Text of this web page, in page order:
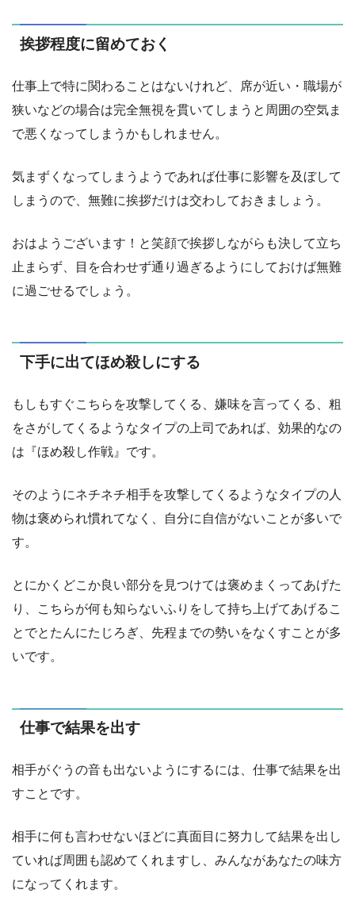
挨拶程度に留めておく
仕事上で特に関わることはないけれど、席が近い・職場が
狭いなどの場合は完全無視を貫いてしまうと周囲の空気ま
で悪くなってしまうかもしれません。
気まずくなってしまうようであれば仕事に影響を及ぼして
しまうので、無難に挨拶だけは交わしておきましょう。
おはようございます！と笑顔で挨拶しながらも決して立ち
止まらず、目を合わせず通り過ぎるようにしておけば無難
に過ごせるでしょう。
下手に出てほめ殺しにする
もしもすぐこちらを攻撃してくる、嫌味を言ってくる、粗
をさがしてくるようなタイプの上司であれば、効果的なの
は『ほめ殺し作戦』です。
そのようにネチネチ相手を攻撃してくるようなタイプの人
物は褒められ慣れてなく、自分に自信がないことが多いで
す。
とにかくどこか良い部分を見つけては褒めまくってあげた
り、こちらが何も知らないふりをして持ち上げてあげるこ
とでとたんにたじろぎ、先程までの勢いをなくすことが多
いです。
仕事で結果を出す
相手がぐうの音も出ないようにするには、仕事で結果を出
すことです。
相手に何も言わせないほどに真面目に努力して結果を出し
ていれば周囲も認めてくれますし、みんながあなたの味方
になってくれます。